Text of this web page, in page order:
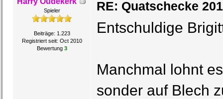
Spieler
Beiträge: 1.223
Registriert seit: Oct 2010
Bewertung 3
RE: Quatschecke
Entschuldige
Manchmal lohnt
sonder auf Blech